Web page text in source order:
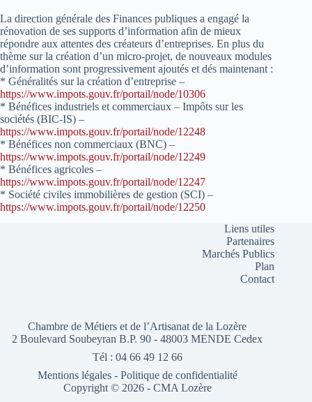
La direction générale des Finances publiques a engagé la
rénovation de ses supports d’information afin de mieux
répondre aux attentes des créateurs d’entreprises. En plus du
thème sur la création d’un micro-projet, de nouveaux modules
d’information sont progressivement ajoutés et dés maintenant :
* Généralités sur la création d’entreprise –
https://www.impots.gouv.fr/portail/node/10306
* Bénéfices industriels et commerciaux – Impôts sur les
sociétés (BIC-IS) –
https://www.impots.gouv.fr/portail/node/12248
* Bénéfices non commerciaux (BNC) –
https://www.impots.gouv.fr/portail/node/12249
* Bénéfices agricoles –
https://www.impots.gouv.fr/portail/node/12247
* Société civiles immobilières de gestion (SCI) –
https://www.impots.gouv.fr/portail/node/12250
Liens utiles
Partenaires
Marchés Publics
Plan
Contact
Chambre de Métiers et de l’Artisanat de la Lozère
2 Boulevard Soubeyran B.P. 90 - 48003 MENDE Cedex
Tél : 04 66 49 12 66
Mentions légales- Politique de confidentialité
Copyright © 2026 - CMA Lozère